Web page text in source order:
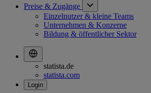
Preise & Zugänge
Einzelnutzer & kleine Teams
Unternehmen & Konzerne
Bildung & öffentlicher Sektor
statista.de
statista.com